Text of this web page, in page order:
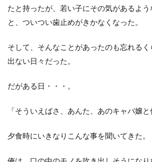
たと持ったが、若い子にその気があるよ
と、ついつい歯止めがきかなくなった。
そして、そんなことがあったのも忘れる
出ない日々だった。
だがある日・・・。
「そういえばさ、あんた、あのキャバ嬢と
夕食時にいきなりこんな事を聞いてきた。